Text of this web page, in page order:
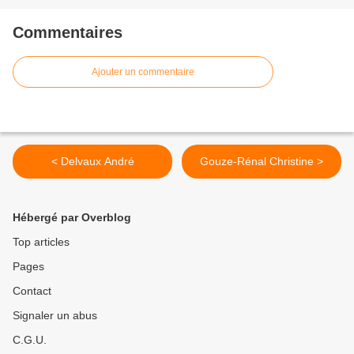
Commentaires
Ajouter un commentaire
< Delvaux André Gouze-Rénal Christine >
Hébergé par Overblog
Top articles
Pages
Contact
Signaler un abus
C.G.U.